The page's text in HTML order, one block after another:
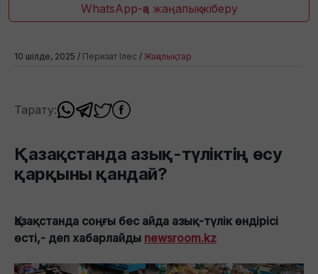
WhatsApp-қа жаңалық жіберу
10 шілде, 2025 / Перизат Ілес / Жаңалықтар
Тарату:
Қазақстанда азық-түліктің өсу
қарқыны қандай?
Қазақстанда соңғы бес айда азық-түлік өндірісі
өсті,- деп хабарлайды newsroom.kz